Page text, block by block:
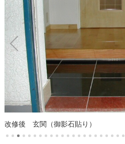
改修後 玄関（御影石貼り）